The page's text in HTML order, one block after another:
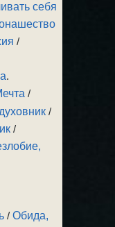
себя
/
.
/
/
/
/Обида,